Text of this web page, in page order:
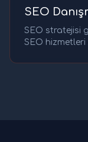
SEO
SEO stratejisi
SEO hizmetleri